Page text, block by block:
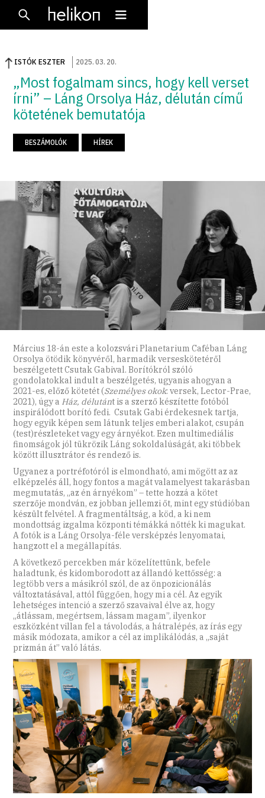
ISTÓK ESZTER 2025.03. 20.
„Most fogalmam sincs, hogy kell verset
írni” – Láng Orsolya Ház, délután című
kötetének bemutatója
BESZÁMOLÓK HÍREK
Március 18-án este a kolozsvári Planetarium Caféban Láng
Orsolya ötödik könyvéről, harmadik verseskötetéről
beszélgetett Csutak Gabival. Borítókról szóló
gondolatokkal indult a beszélgetés, ugyanis ahogyan a
2021-es, előző kötetét (Személyes okok: versek, Lector-Prae,
2021), úgy a Ház, délutánt is a szerző készítette fotóból
inspirálódott borító fedi. Csutak Gabi érdekesnek tartja,
hogy egyik képen sem látunk teljes emberi alakot, csupán
(test)részleteket vagy egy árnyékot. Ezen multimediális
finomságok jól tükrözik Láng sokoldalúságát, aki többek
között illusztrátor és rendező is.
Ugyanez a portréfotóról is elmondható, ami mögött az az
elképzelés áll, hogy fontos a magát valamelyest takarásban
megmutatás, „az én árnyékom” – tette hozzá a kötet
szerzője mondván, ez jobban jellemzi őt, mint egy stúdióban
készült felvétel. A fragmentáltság, a köd, a ki nem
mondottság izgalma központi témákká nőtték ki magukat.
A fotók is a Láng Orsolya-féle versképzés lenyomatai,
hangzott el a megállapítás.
A következő percekben már közelítettünk, befele
haladtunk, és kidomborodott az állandó kettősség: a
legtöbb vers a másikról szól, de az önpozicionálás
változtatásával, attól függően, hogy mi a cél. Az egyik
lehetséges intenció a szerző szavaival élve az, hogy
„átlássam, megértsem, lássam magam”, ilyenkor
eszközként villan fel a távolodás, a hátralépés, az írás egy
másik módozata, amikor a cél az implikálódás, a „saját
prizmán át” való látás.